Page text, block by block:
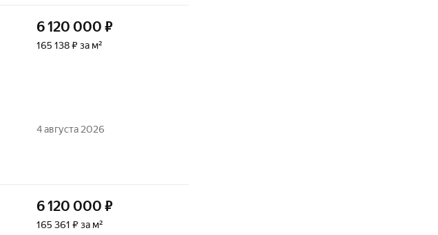
6 120 000 ₽
165 138 ₽ за м²
4 августа 2026
6 120 000 ₽
165 361 ₽ за м²